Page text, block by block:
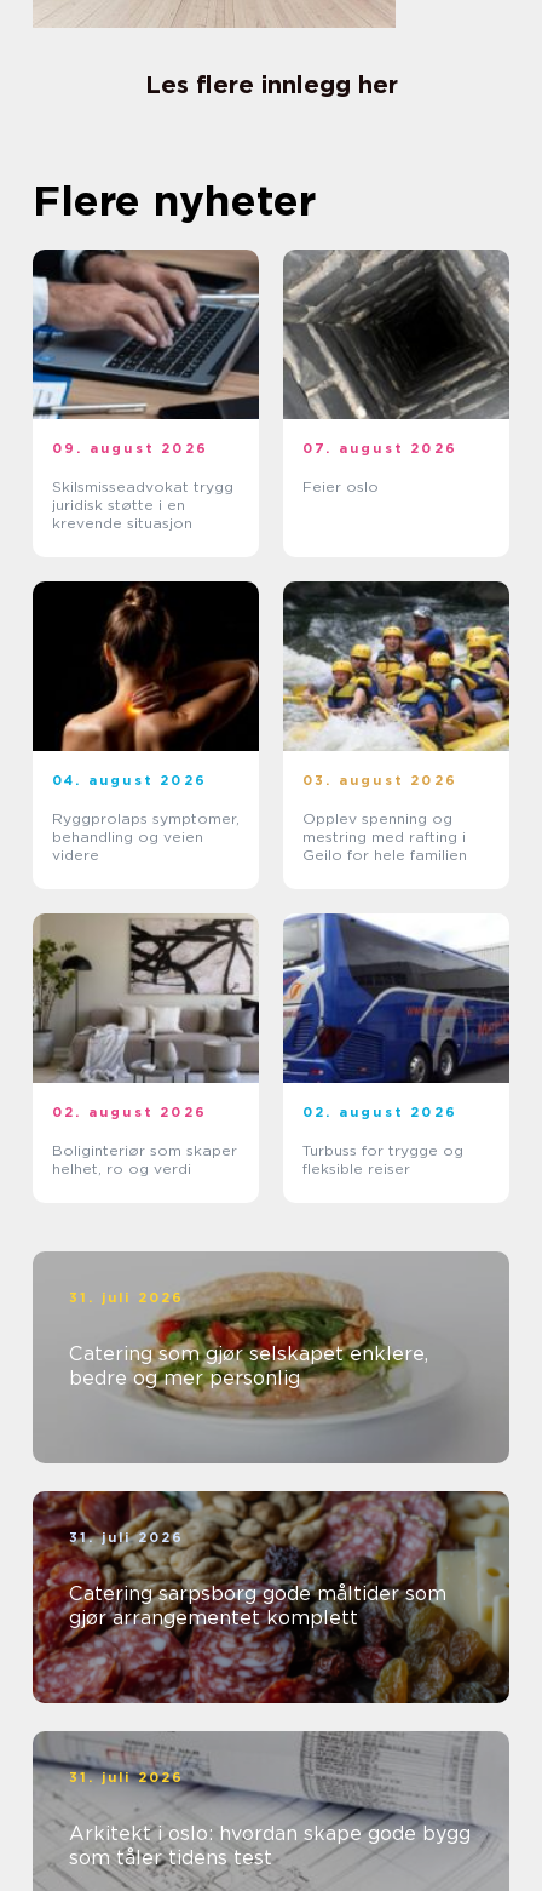
Les flere innlegg her
Flere nyheter
09. august 2026
Skilsmisseadvokat trygg
juridisk støtte i en
krevende situasjon
07. august 2026
Feier oslo
04. august 2026
Ryggprolaps symptomer,
behandling og veien
videre
03. august 2026
Opplev spenning og
mestring med rafting i
Geilo for hele familien
02. august 2026
Boliginteriør som skaper
helhet, ro og verdi
02. august 2026
Turbuss for trygge og
fleksible reiser
31. juli 2026
Catering som gjør selskapet enklere,
bedre og mer personlig
31. juli 2026
Catering sarpsborg gode måltider som
gjør arrangementet komplett
31. juli 2026
Arkitekt i oslo: hvordan skape gode bygg
som tåler tidens test